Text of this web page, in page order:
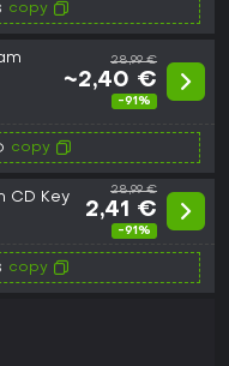
copy
28,99 €
~2,40 €
-91%
copy
CD Key 28,99 €
2,41 €
-91%
copy